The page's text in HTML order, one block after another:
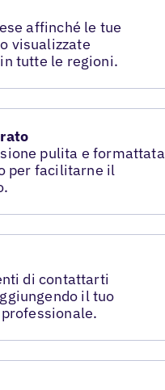
affinché le tue
visualizzate
tutte le regioni.
pulita e formattata
per facilitarne il
di contattarti
il tuo